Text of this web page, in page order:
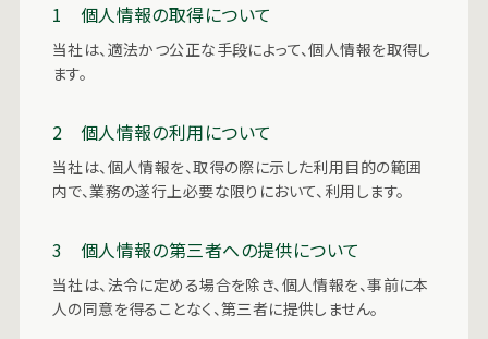
1 個人情報の取得について
当社は、適法かつ公正な手段によって、個人情報を取得し
ます。
2 個人情報の利用について
当社は、個人情報を、取得の際に示した利用目的の範囲
内で、業務の遂行上必要な限りにおいて、利用します。
3 個人情報の第三者への提供について
当社は、法令に定める場合を除き、個人情報を、事前に本
人の同意を得ることなく、第三者に提供しません。